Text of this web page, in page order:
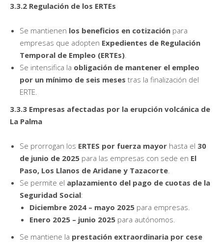
3.3.2 Regulación de los ERTEs
Se mantienen los beneficios en cotización para
empresas que adopten Expedientes de Regulación
Temporal de Empleo (ERTEs)
Se intensifica la obligación de mantener el empleo
por un mínimo de seis meses tras la finalización del
ERTE.
3.3.3 Empresas afectadas por la erupción volcánica de
La Palma
Se prorrogan los ERTES por fuerza mayor hasta el 30
de junio de 2025 para las empresas con sede en El
Paso, Los Llanos de Aridane y Tazacorte
Se permite el aplazamiento del pago de cuotas de la
Seguridad Social:
Diciembre 2024 – mayo 2025 para empresas.
Enero 2025 – junio 2025 para autónomos.
Se mantiene la prestación extraordinaria por cese